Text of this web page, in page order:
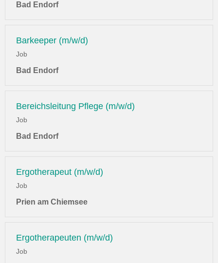
Bad Endorf
Barkeeper (m/w/d)
Job
Bad Endorf
Bereichsleitung Pflege (m/w/d)
Job
Bad Endorf
Ergotherapeut (m/w/d)
Job
Prien am Chiemsee
Ergotherapeuten (m/w/d)
Job